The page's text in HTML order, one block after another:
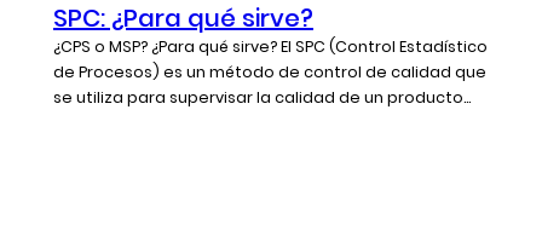
SPC: ¿Para qué sirve?
¿CPS o MSP? ¿Para qué sirve? El SPC (Control Estadístico
de Procesos) es un método de control de calidad que
se utiliza para supervisar la calidad de un producto...